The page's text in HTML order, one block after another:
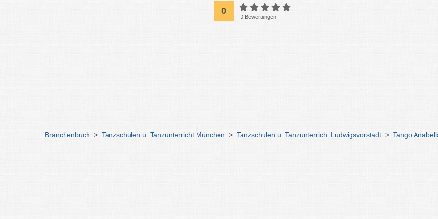
0
0 Bewertungen
Branchenbuch > Tanzschulen u. Tanzunterricht München > Tanzschulen u. Tanzunterricht Ludwigsvorstadt > Tango